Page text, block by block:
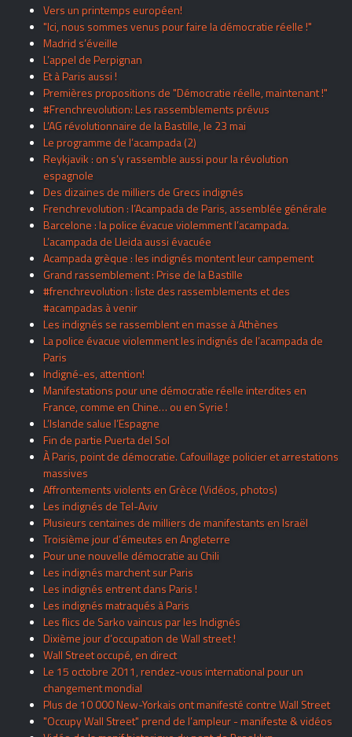
Vers un printemps européen!
"Ici, nous sommes venus pour faire la démocratie réelle !"
Madrid s’éveille
L’appel de Perpignan
Et à Paris aussi !
Premières propositions de "Démocratie réelle, maintenant !"
#Frenchrevolution: Les rassemblements prévus
L’AG révolutionnaire de la Bastille, le 23 mai
Le programme de l’acampada (2)
Reykjavik : on s’y rassemble aussi pour la révolution
espagnole
Des dizaines de milliers de Grecs indignés
Frenchrevolution : l’Acampada de Paris, assemblée générale
Barcelone : la police évacue violemment l’acampada.
L’acampada de Lleida aussi évacuée
Acampada grèque : les indignés montent leur campement
Grand rassemblement : Prise de la Bastille
#frenchrevolution : liste des rassemblements et des
#acampadas à venir
Les indignés se rassemblent en masse à Athènes
La police évacue violemment les indignés de l’acampada de
Paris
Indigné-es, attention!
Manifestations pour une démocratie réelle interdites en
France, comme en Chine… ou en Syrie !
L’Islande salue l’Espagne
Fin de partie Puerta del Sol
À Paris, point de démocratie. Cafouillage policier et arrestations
massives
Affrontements violents en Grèce (Vidéos, photos)
Les indignés de Tel-Aviv
Plusieurs centaines de milliers de manifestants en Israël
Troisième jour d’émeutes en Angleterre
Pour une nouvelle démocratie au Chili
Les indignés marchent sur Paris
Les indignés entrent dans Paris !
Les indignés matraqués à Paris
Les flics de Sarko vaincus par les Indignés
Dixième jour d’occupation de Wall street !
Wall Street occupé, en direct
Le 15 octobre 2011, rendez-vous international pour un
changement mondial
Plus de 10 000 New-Yorkais ont manifesté contre Wall Street
"Occupy Wall Street" prend de l’ampleur - manifeste & vidéos